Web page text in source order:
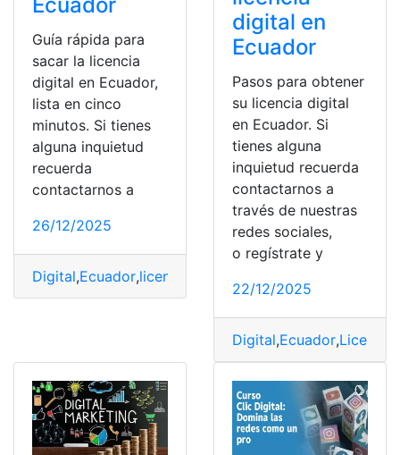
Guía rápida para
sacar la licencia
digital en Ecuador,
lista en cinco
minutos. Si tienes
alguna inquietud
recuerda
contactarnos a
26/12/2025
Digital,Ecuador,licencia
digital en
Ecuador
Pasos para obtener
su licencia digital
en Ecuador. Si
tienes alguna
inquietud recuerda
contactarnos a
través de nuestras
redes sociales,
o regístrate y
22/12/2025
Digital,Ecuador,